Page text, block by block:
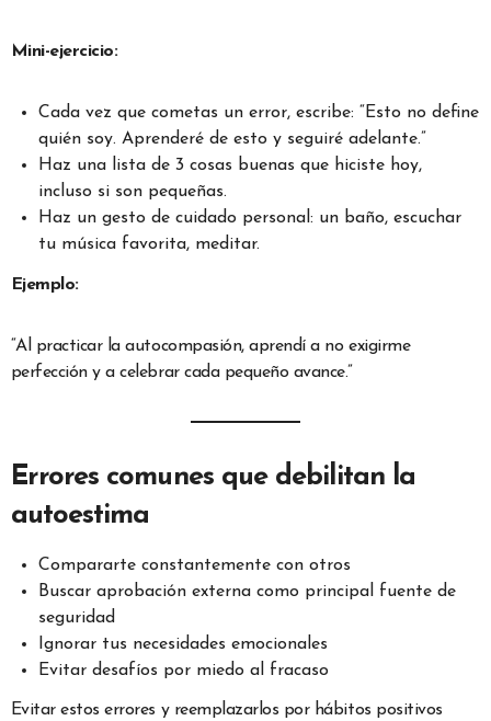
Mini-ejercicio:
Cada vez que cometas un error, escribe: “Esto no define
quién soy. Aprenderé de esto y seguiré adelante.”
Haz una lista de 3 cosas buenas que hiciste hoy,
incluso si son pequeñas.
Haz un gesto de cuidado personal: un baño, escuchar
tu música favorita, meditar.
Ejemplo:
“Al practicar la autocompasión, aprendí a no exigirme
perfección y a celebrar cada pequeño avance.”
Errores comunes que debilitan la
autoestima
Compararte constantemente con otros
Buscar aprobación externa como principal fuente de
seguridad
Ignorar tus necesidades emocionales
Evitar desafíos por miedo al fracaso
Evitar estos errores y reemplazarlos por hábitos positivos